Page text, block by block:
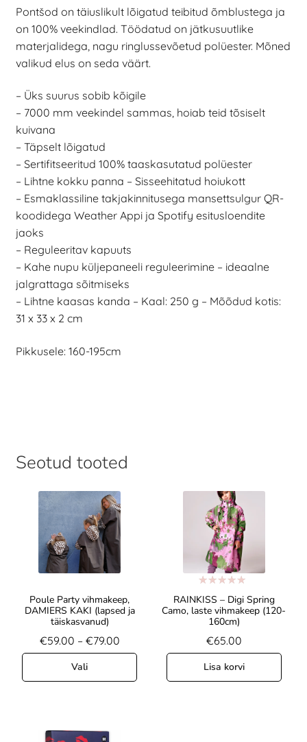
Pontšod on täiuslikult lõigatud teibitud õmblustega ja
on 100% veekindlad. Töödatud on jätkusuutlike
materjalidega, nagu ringlussevõetud polüester. Mõned
valikud elus on seda väärt.
– Üks suurus sobib kõigile
– 7000 mm veekindel sammas, hoiab teid tõsiselt
kuivana
– Täpselt lõigatud
– Sertifitseeritud 100% taaskasutatud polüester
– Lihtne kokku panna – Sisseehitatud hoiukott
– Esmaklassiline takjakinnitusega mansettsulgur QR-
koodidega Weather Appi ja Spotify esitusloendite
jaoks
– Reguleeritav kapuuts
– Kahe nupu küljepaneeli reguleerimine – ideaalne
jalgrattaga sõitmiseks
– Lihtne kaasas kanda – Kaal: 250 g – Mõõdud kotis:
31 x 33 x 2 cm
Pikkusele: 160-195cm
Seotud tooted
Poule Party vihmakeep,
DAMIERS KAKI (lapsed ja
täiskasvanud)
€59.00 – €79.00
Vali
RAINKISS – Digi Spring
Camo, laste vihmakeep (120-
160cm)
Hinnanguga
5.00/ 5
€65.00
Lisa korvi